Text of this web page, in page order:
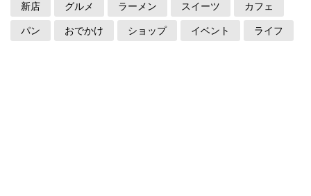
新店 グルメ ラーメン スイーツ カフェ
パン おでかけ ショップ イベント ライフ